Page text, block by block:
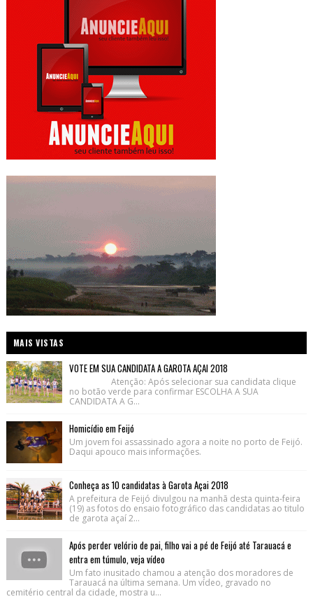
MAIS VISTAS
VOTE EM SUA CANDIDATA A GAROTA AÇAI 2018
Atenção: Após selecionar sua candidata clique
no botão verde para confirmar ESCOLHA A SUA
CANDIDATA A G...
Homicídio em Feijó
Um jovem foi assassinado agora a noite no porto de Feijó.
Daqui apouco mais informações.
Conheça as 10 candidatas à Garota Açai 2018
A prefeitura de Feijó divulgou na manhã desta quinta-feira
(19) as fotos do ensaio fotográfico das candidatas ao titulo
de garota açaí 2...
Após perder velório de pai, filho vai a pé de Feijó até Tarauacá e
entra em túmulo, veja vídeo
Um fato inusitado chamou a atenção dos moradores de
Tarauacá na última semana. Um vídeo, gravado no
cemitério central da cidade, mostra u...